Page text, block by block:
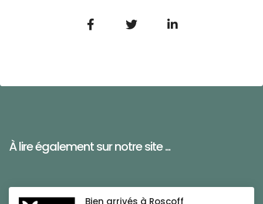
À lire également sur notre site ...
Bien arrivés à Roscoff